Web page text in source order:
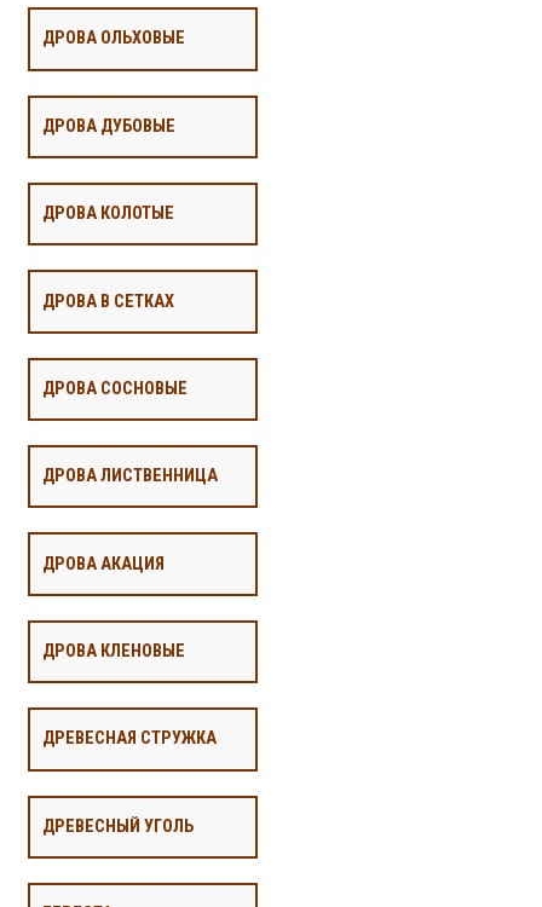
ДРОВА ОЛЬХОВЫЕ
ДРОВА ДУБОВЫЕ
ДРОВА КОЛОТЫЕ
ДРОВА В СЕТКАХ
ДРОВА СОСНОВЫЕ
ДРОВА ЛИСТВЕННИЦА
ДРОВА АКАЦИЯ
ДРОВА КЛЕНОВЫЕ
ДРЕВЕСНАЯ СТРУЖКА
ДРЕВЕСНЫЙ УГОЛЬ